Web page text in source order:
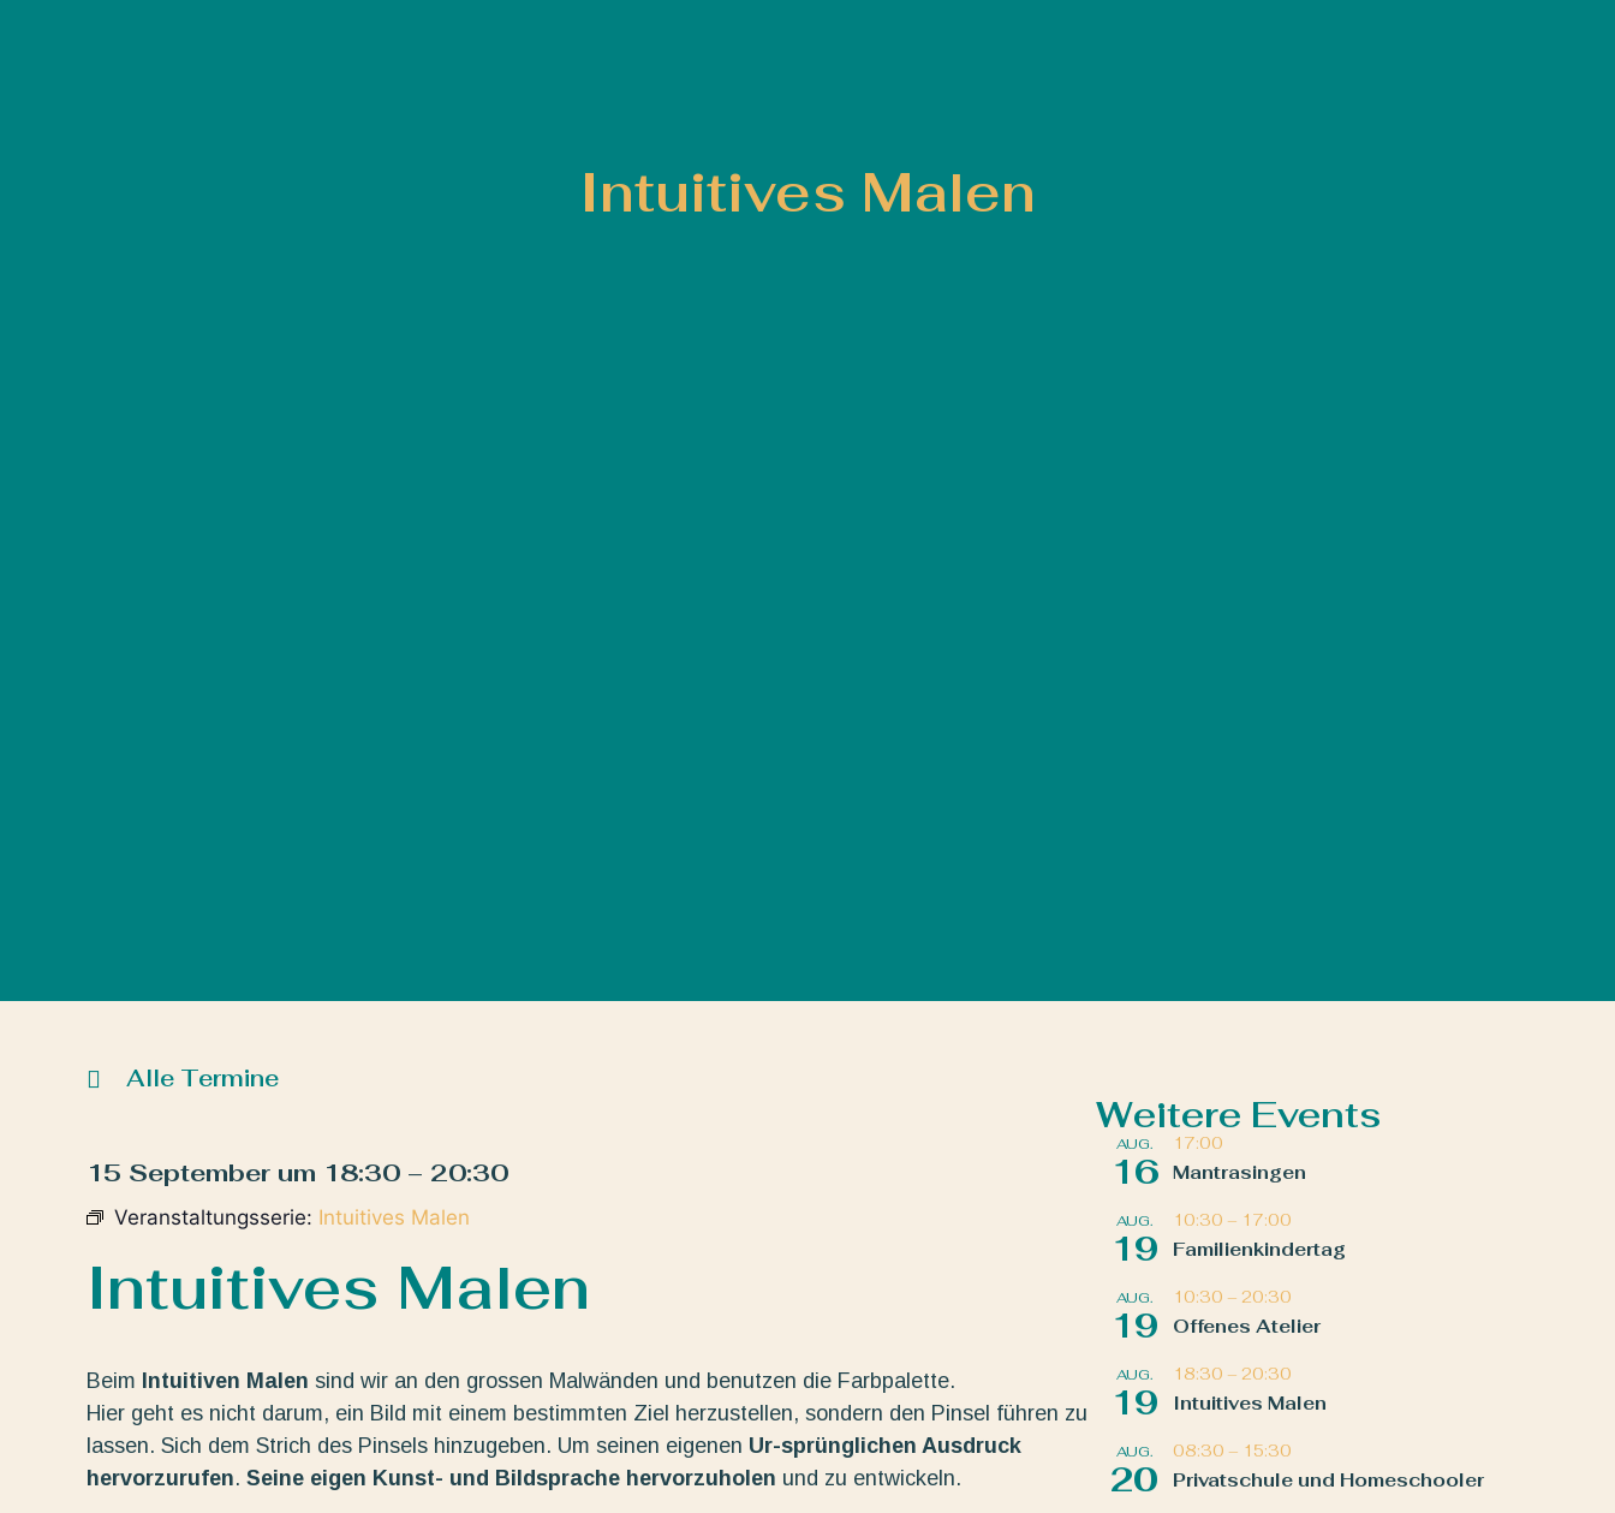
Intuitives Malen
Alle Termine
15 September um 18:30 – 20:30
Veranstaltungsserie: Intuitives Malen
Intuitives Malen
Beim Intuitiven Malen sind wir an den grossen Malwänden und benutzen die Farbpalette.
Hier geht es nicht darum, ein Bild mit einem bestimmten Ziel herzustellen, sondern den Pinsel führen zu
lassen. Sich dem Strich des Pinsels hinzugeben. Um seinen eigenen Ur-sprünglichen Ausdruck
hervorzurufen. Seine eigen Kunst- und Bildsprache hervorzuholen und zu entwickeln.
Weitere Events
AUG.
16
17:00
Mantrasingen
AUG.
19
10:30 – 17:00
Familienkindertag
AUG.
19
10:30 – 20:30
Offenes Atelier
AUG.
19
18:30 – 20:30
Intuitives Malen
AUG.
20
08:30 – 15:30
Privatschule und Homeschooler